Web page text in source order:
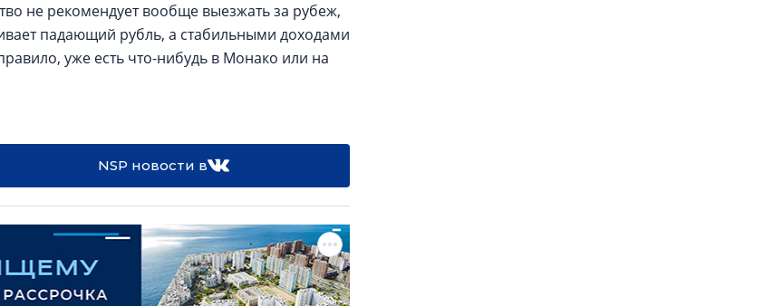
не рекомендует вообще выезжать за рубеж,
падающий рубль, а стабильными доходами
уже есть что-нибудь в Монако или на
NSP новости в